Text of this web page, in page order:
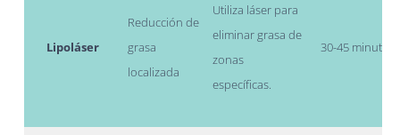
Lipoláser
Reducción de
grasa
localizada
Utiliza láser para
eliminar grasa de
zonas
específicas.
30-45 minutos